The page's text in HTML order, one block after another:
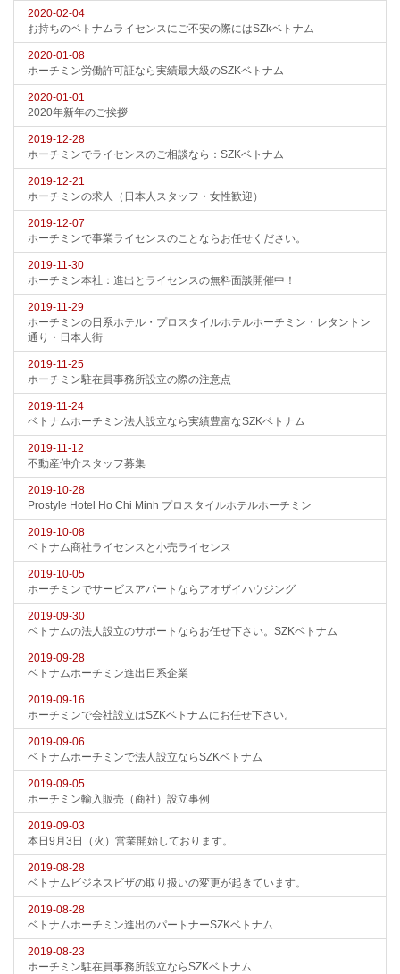
2020-02-04
お持ちのベトナムライセンスにご不安の際にはSZkベトナム
2020-01-08
ホーチミン労働許可証なら実績最大級のSZKベトナム
2020-01-01
2020年新年のご挨拶
2019-12-28
ホーチミンでライセンスのご相談なら：SZKベトナム
2019-12-21
ホーチミンの求人（日本人スタッフ・女性歓迎）
2019-12-07
ホーチミンで事業ライセンスのことならお任せください。
2019-11-30
ホーチミン本社：進出とライセンスの無料面談開催中！
2019-11-29
ホーチミンの日系ホテル・プロスタイルホテルホーチミン・レタントン
通り・日本人街
2019-11-25
ホーチミン駐在員事務所設立の際の注意点
2019-11-24
ベトナムホーチミン法人設立なら実績豊富なSZKベトナム
2019-11-12
不動産仲介スタッフ募集
2019-10-28
Prostyle Hotel Ho Chi Minh プロスタイルホテルホーチミン
2019-10-08
ベトナム商社ライセンスと小売ライセンス
2019-10-05
ホーチミンでサービスアパートならアオザイハウジング
2019-09-30
ベトナムの法人設立のサポートならお任せ下さい。SZKベトナム
2019-09-28
ベトナムホーチミン進出日系企業
2019-09-16
ホーチミンで会社設立はSZKベトナムにお任せ下さい。
2019-09-06
ベトナムホーチミンで法人設立ならSZKベトナム
2019-09-05
ホーチミン輸入販売（商社）設立事例
2019-09-03
本日9月3日（火）営業開始しております。
2019-08-28
ベトナムビジネスビザの取り扱いの変更が起きています。
2019-08-28
ベトナムホーチミン進出のパートナーSZKベトナム
2019-08-23
ホーチミン駐在員事務所設立ならSZKベトナム